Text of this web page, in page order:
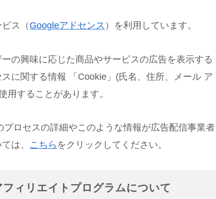
ス（ Googleアドセンス ）を利用しています。
の興味に応じた商品やサービスの広告を表示する
に関する情報 「Cookie」(氏名、住所、メール ア
用することがあります。
ロセスの詳細やこのような情報が広告配信事業者
は、 こちら をクリックしてください。
ィリエイトプログラムについて